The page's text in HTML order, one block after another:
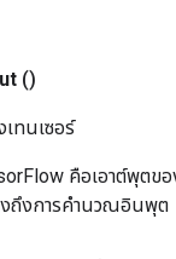
()
ทนเซอร์
คือเอาต์พุตข
ถึงการคำนวณอินพุต